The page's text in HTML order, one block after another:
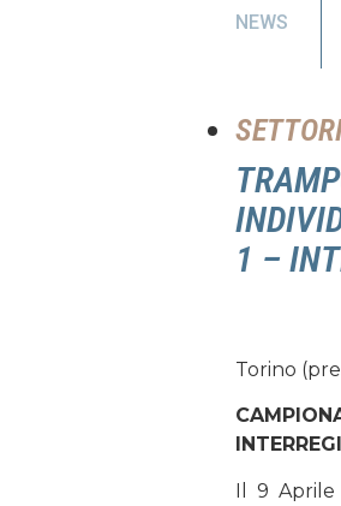
NEWS
1 –
Torino
Il 9 Aprile